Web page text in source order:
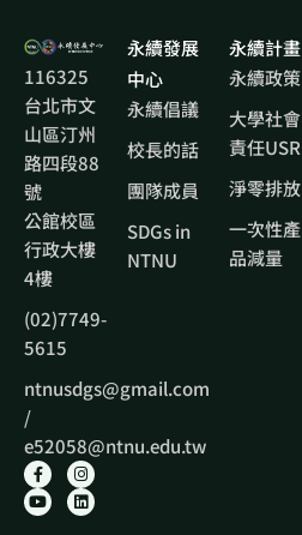
116325
台北市文
山區汀州
路四段88
號
公館校區
行政大樓
4樓
(02)7749-
5615
ntnusdgs@gmail.com
/
e52058@ntnu.edu.tw
永續發展
中心
永續倡議
校長的話
團隊成員
SDGs in
NTNU
永續計畫
永續政策
大學社會
責任USR
淨零排放
一次性產
品減量